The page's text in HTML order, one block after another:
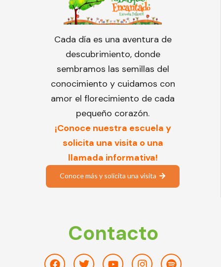
Cada día es una aventura de
descubrimiento, donde
sembramos las semillas del
conocimiento y cuidamos con
amor el florecimiento de cada
pequeño corazón.
¡Conoce nuestra escuela y
solicita una visita o una
llamada informativa!
Conoce más y solicita una visita
Contacto
FacebookTwitterYoutubeInstagramSpotify